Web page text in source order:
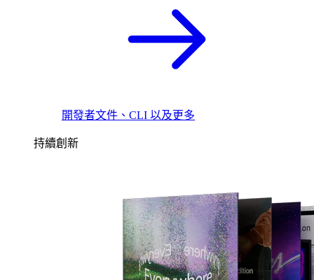
開發者文件、CLI 以及更多
持續創新